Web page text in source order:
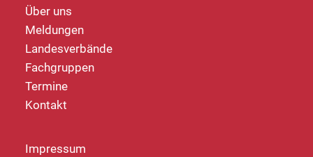
Über uns
Meldungen
Landesverbände
Fachgruppen
Termine
Kontakt
Impressum